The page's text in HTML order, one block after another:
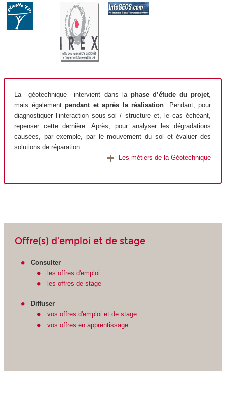
La géotechnique intervient dans la phase d’étude du projet,
mais également pendant et après la réalisation. Pendant, pour
diagnostiquer l’interaction sous-sol / structure et, le cas échéant,
repenser cette dernière. Après, pour analyser les dégradations
causées, par exemple, par le mouvement du sol et évaluer des
solutions de réparation.
Les métiers de la Géotechnique
Offre(s) d'emploi et de stage
Consulter
les offres d'emploi
les offres de stage
Diffuser
vos offres d'emploi et de stage
vos offres en apprentissage